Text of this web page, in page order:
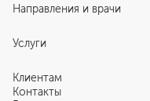
Отзывы пациентов
О клинике
Новости
Направления и врачи
Направления
Центры компетенций
Услуги
Индивидуальный план здоровья
Клиентам
Контакты